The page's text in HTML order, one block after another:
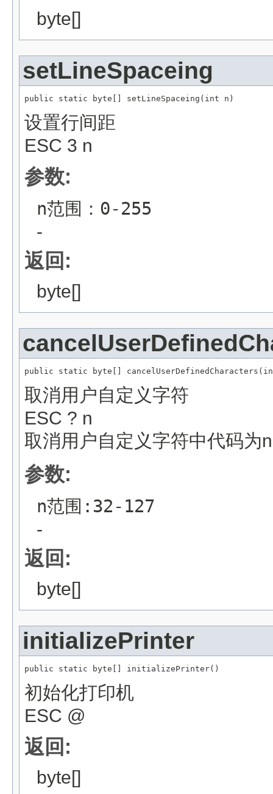
byte[]
setLineSpaceing
public static byte[] setLineSpaceing(int n)
设置行间距
ESC 3 n
参数:
n范围：0-255
-
返回:
byte[]
public static byte[]
取消用户自定义字符
ESC ? n
取消用户自定义字符中代码为
参数:
n范围:32-127
-
返回:
byte[]
initializePrinter
public static byte[] initializePrinter()
初始化打印机
ESC @
返回:
byte[]